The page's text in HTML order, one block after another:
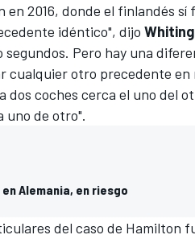
en 2016, donde el finlandés sí
idéntico", dijo Whiting
segundos. Pero hay una
cualquier otro precedente
dos coches cerca el uno del
uno de otro".
Alemania, en riesgo
del caso de Hamilton